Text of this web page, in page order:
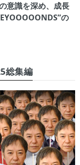
意識を深め、成長
の
総集編